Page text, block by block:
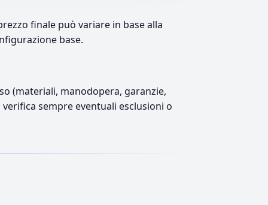
finale può variare in base alla
base.
(materiali, manodopera, garanzie,
sempre eventuali esclusioni o